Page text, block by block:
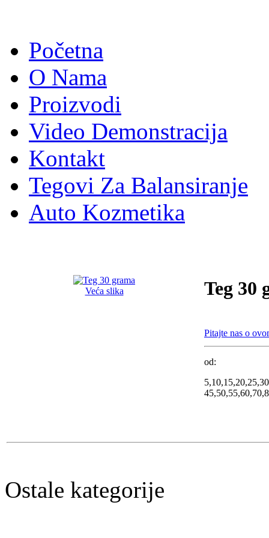
Početna
O Nama
Proizvodi
Video Demonstracija
Kontakt
Tegovi Za Balansiranje
Auto Kozmetika
Veća slika Teg 30
Pitajte nas o
od:
Ostale kategorije